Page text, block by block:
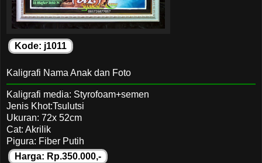
Kode: j1011
Kaligrafi Nama Anak dan Foto
Kaligrafi media: Styrofoam+semen
Jenis Khot:Tsulutsi
Ukuran: 72x 52cm
Cat: Akrilik
Pigura: Fiber Putih
Harga: Rp.350.000,-